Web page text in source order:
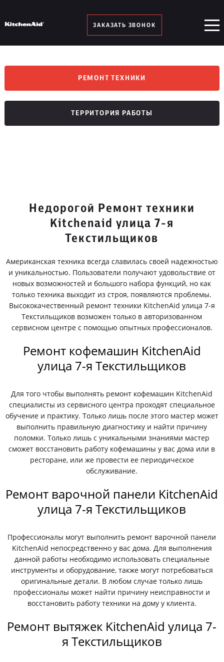
ЗАКАЗАТЬ ЗВОНОК
РЕМОНТ ТЕХНИКИ
ТЕРРИТОРИЯ РАБОТЫ
Недорогой Ремонт техники
Kitchenaid улица 7-я
Текстильщиков
Американская техника всегда славилась своей надежностью
и уникальностью. Пользователи получают удовольствие от
новых возможностей и большого набора функций, но как
только техника выходит из строя, появляются проблемы.
Высококачественный ремонт техники KitchenAid улица 7-я
Текстильщиков возможен только в авторизованном
сервисном центре с помощью опытных профессионалов.
Ремонт кофемашин KitchenAid
улица 7-я Текстильщиков
Для того чтобы выполнять ремонт кофемашин KitchenAid
специалисты из сервисного центра проходят специальное
обучение и практику. Только лишь после этого мастер может
выполнить правильную диагностику и найти причину
поломки. Только лишь с уникальными знаниями мастер
сможет восстановить работу кофемашины у вас дома или в
ресторане, или же провести ее периодическое
обслуживание.
Ремонт варочной панели KitchenAid
улица 7-я Текстильщиков
Профессионалы могут выполнить ремонт варочной панели
KitchenAid непосредственно у вас дома. Для выполнения
данной работы необходимо использовать специальные
инструменты и оборудование, также могут потребоваться
оригинальные детали. В любом случае только лишь
профессионалы может найти причину неисправности и
восстановить работу техники на дому у клиента.
Ремонт вытяжек KitchenAid улица 7-
я Текстильщиков